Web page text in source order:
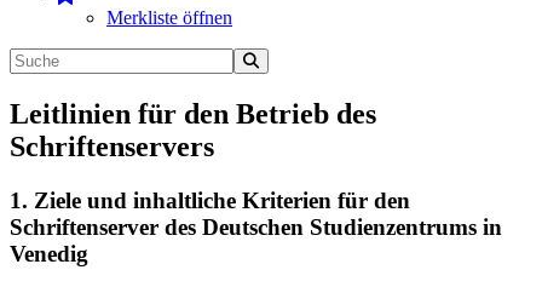
Merkliste öffnen
Leitlinien für den Betrieb des
Schriftenservers
1. Ziele und inhaltliche Kriterien für den
Schriftenserver des Deutschen Studienzentrums in
Venedig